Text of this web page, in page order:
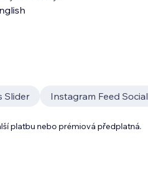
Slider Instagram Feed Social
platbu nebo prémiová předplatná.